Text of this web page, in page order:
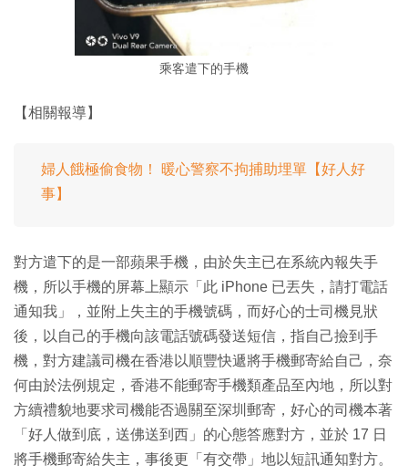
乘客遣下的手機
【相關報導】
婦人餓極偷食物！ 暖心警察不拘捕助埋單【好人好
事】
對方遣下的是一部蘋果手機，由於失主已在系統內報失手
機，所以手機的屏幕上顯示「此 iPhone 已丟失，請打電話
通知我」，並附上失主的手機號碼，而好心的士司機見狀
後，以自己的手機向該電話號碼發送短信，指自己撿到手
機，對方建議司機在香港以順豐快遞將手機郵寄給自己，奈
何由於法例規定，香港不能郵寄手機類產品至內地，所以對
方續禮貌地要求司機能否過關至深圳郵寄，好心的司機本著
「好人做到底，送佛送到西」的心態答應對方，並於 17 日
將手機郵寄給失主，事後更「有交帶」地以短訊通知對方。